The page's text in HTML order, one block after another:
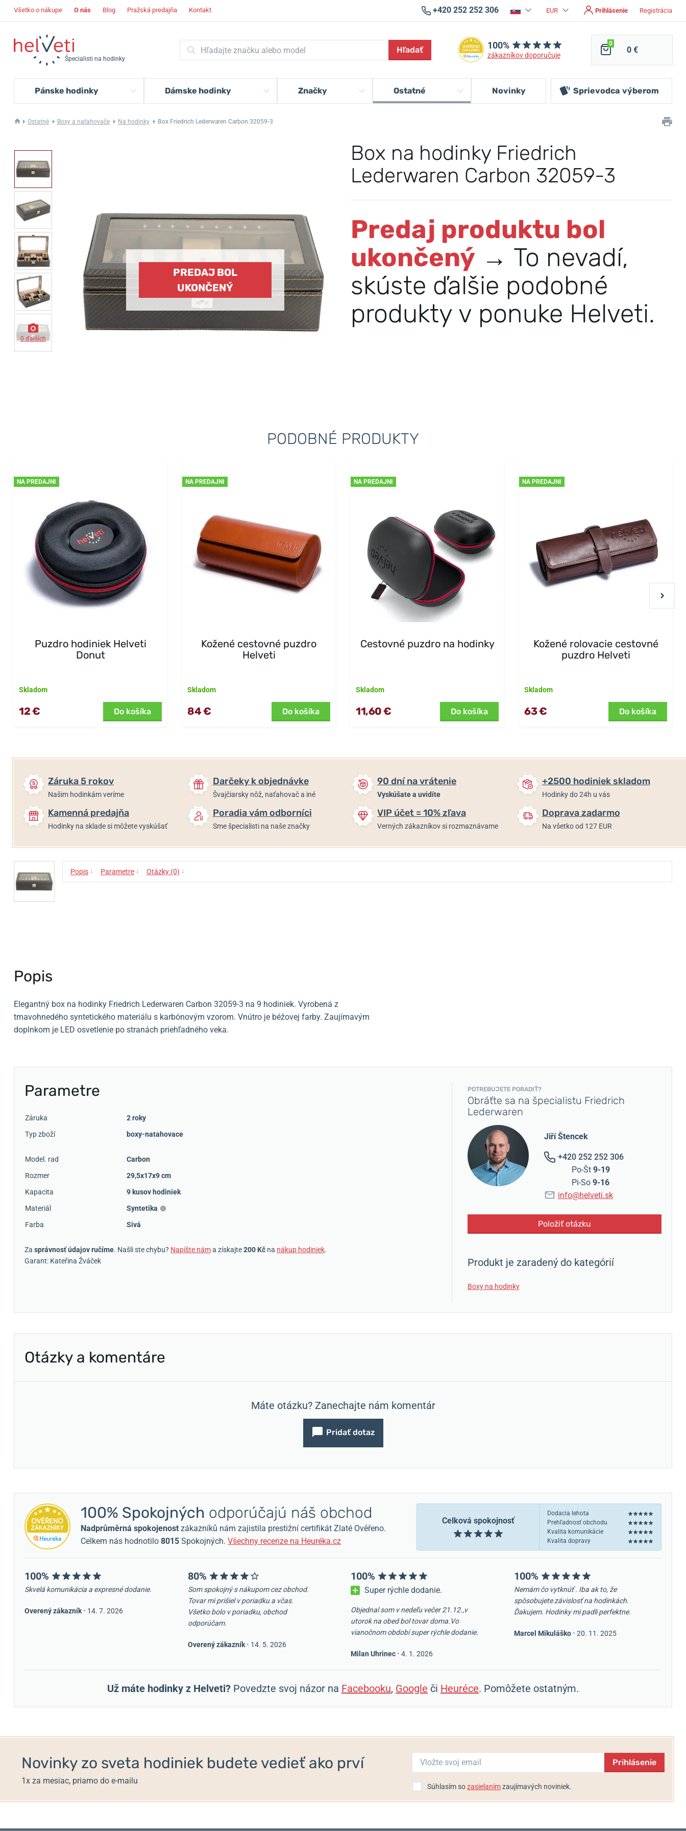
Všetko o nákupe O nás Blog Pražská predajňa Kontakt +420 252 252 306 EUR Prihlásenie Registrácia
Špecialisti na hodinky
Hľadať 100%
zákazníkov doporučuje
0
0 €
Pánske hodinky Dámske hodinky Značky Ostatné Novinky Sprievodca výberom
Ostatné Boxy a naťahovače Na hodinky Box Friedrich Lederwaren Carbon 32059-3
Box na hodinky Friedrich
Lederwaren Carbon 32059-3
PREDAJ BOL
UKONČENÝ
0 ďalších
Predaj produktu bol
ukončený → To nevadí,
skúste ďalšie podobné
produkty v ponuke Helveti.
PODOBNÉ PRODUKTY
NA PREDAJNI
Puzdro hodiniek Helveti
Donut
Skladom
12 € Do košíka
NA PREDAJNI
Kožené cestovné puzdro
Helveti
Skladom
84 € Do košíka
NA PREDAJNI
Cestovné puzdro na hodinky
Skladom
11,60 € Do košíka
NA PREDAJNI
Kožené rolovacie cestovné
puzdro Helveti
Skladom
63 € Do košíka
Záruka 5 rokov
Našim hodinkám veríme
Darčeky k objednávke
Švajčiarsky nôž, naťahovač a iné
90 dní na vrátenie
Vyskúšate a uvidíte
+2500 hodiniek skladom
Hodinky do 24h u vás
Kamenná predajňa
Hodinky na sklade si môžete vyskúšať
Poradia vám odborníci
Sme špecialisti na naše značky
VIP účet = 10% zľava
Verných zákazníkov si rozmaznávame
Doprava zadarmo
Na všetko od 127 EUR
Popis ↓ Parametre ↓ Otázky (0) ↓
Popis
Elegantný box na hodinky Friedrich Lederwaren Carbon 32059-3 na 9 hodiniek. Vyrobená z
tmavohnedého syntetického materiálu s karbónovým vzorom. Vnútro je béžovej farby. Zaujímavým
doplnkom je LED osvetlenie po stranách priehľadného veka.
Parametre
Záruka
2 roky
Typ zboží
boxy-natahovace
Model. rad
Carbon
Rozmer
29,5x17x9 cm
Kapacita
9 kusov hodiniek
Materiál
Syntetika
Farba
Sivá
Za správnosť údajov ručíme. Našli ste chybu? Napíšte náma získajte200 Kč na nákup hodiniek.
Garant: Kateřina Žváček
POTREBUJETE PORADIŤ?
Obráťte sa na špecialistu Friedrich
Lederwaren
Jiří Štencek
+420 252 252 306
Po-Št 9-19
Pi-So 9-16
info@helveti.sk
Položiť otázku
Produkt je zaradený do kategórií
Boxy na hodinky
Otázky a komentáre
Máte otázku? Zanechajte nám komentár
Pridať dotaz
Celková spokojnosť
Dodacia lehota
Prehľadnosť obchodu
Kvalita komunikácie
Kvalita dopravy
100% Spokojných odporúčajú náš obchod
Nadprůměrná spokojenost zákazníků nám zajistila prestižní certifikát Zlaté Ověřeno.
Celkem nás hodnotilo 8015 Spokojných. Všechny recenze na Heuréka.cz
100%
Skvelá komunikácia a expresné dodanie.
Overený zákazník • 14. 7. 2026
80%
Som spokojný s nákupom cez obchod.
Tovar mi prišiel v poriadku a včas.
Všetko bolo v poriadku, obchod
odporúčam.
Overený zákazník • 14. 5. 2026
100%
Super rýchle dodanie.
Objednal som v nedeľu večer 21.12.,v
utorok na obed bol tovar doma.Vo
vianočnom období super rýchle dodanie.
Milan Uhrinec • 4. 1. 2026
100%
Nemám čo vytknúť . Iba ak to, že
spôsobujete závislosť na hodinkách.
Ďakujem. Hodinky mi padli perfektne.
Marcel Mikuláško • 20. 11. 2025
Už máte hodinky z Helveti? Povedzte svoj názor na Facebooku, Google či Heuréce. Pomôžete ostatným.
Novinky zo sveta hodiniek budete vedieť ako prví
1x za mesiac, priamo do e-mailu
Prihlásenie
Súhlasím sozasielanímzaujímavých noviniek.